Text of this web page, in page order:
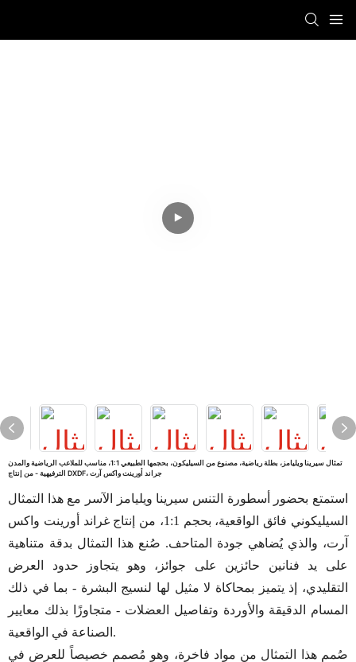
تمثال سيرينا ويليامز، بطلة رياضية، مصنوع من السيليكون، بحجمها الطبيعي 1:1، مناسب للملاعب الرياضية والمدن
الترفيهية - من إنتاج DXDF، جراند أورينت واكس آرت
استمتع بحضور أسطورة التنس سيرينا ويليامز الآسر مع هذا التمثال
السيليكوني فائق الواقعية، بحجم 1:1، من إنتاج غراند أورينت واكس
آرت، والذي يُضاهي جودة المتاحف. صُنع هذا التمثال بدقة متناهية
على يد فنانين حائزين على جوائز، وهو يتجاوز حدود العرض
التقليدي، إذ يتميز بمحاكاة لا مثيل لها لنسيج البشرة - بما في ذلك
المسام الدقيقة والأوردة وتفاصيل العضلات - متجاوزًا بذلك معايير
الصناعة في الواقعية.
صُمم هذا التمثال من مواد فاخرة، وهو مُصمم خصيصاً للعرض في